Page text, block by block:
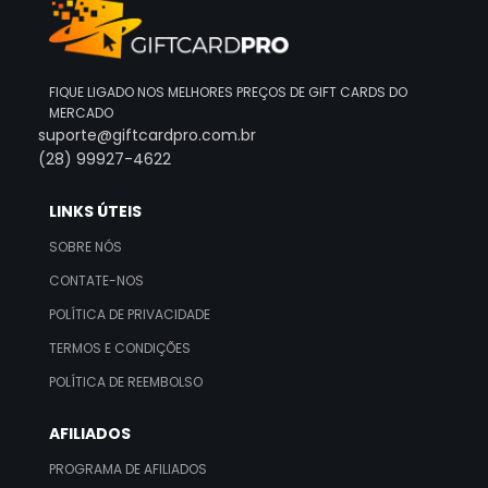
FIQUE LIGADO NOS MELHORES PREÇOS DE GIFT CARDS DO
MERCADO
suporte@giftcardpro.com.br
(28) 99927-4622
LINKS ÚTEIS
SOBRE NÓS
CONTATE-NOS
POLÍTICA DE PRIVACIDADE
TERMOS E CONDIÇÕES
POLÍTICA DE REEMBOLSO
AFILIADOS
PROGRAMA DE AFILIADOS